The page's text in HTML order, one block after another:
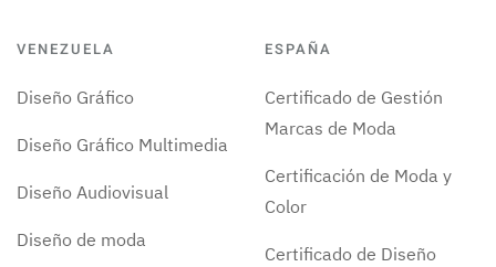
VENEZUELA
Diseño Gráfico
Diseño Gráfico Multimedia
Diseño Audiovisual
Diseño de moda
ESPAÑA
Certificado de Gestión
Marcas de Moda
Certificación de Moda y
Color
Certificado de Diseño